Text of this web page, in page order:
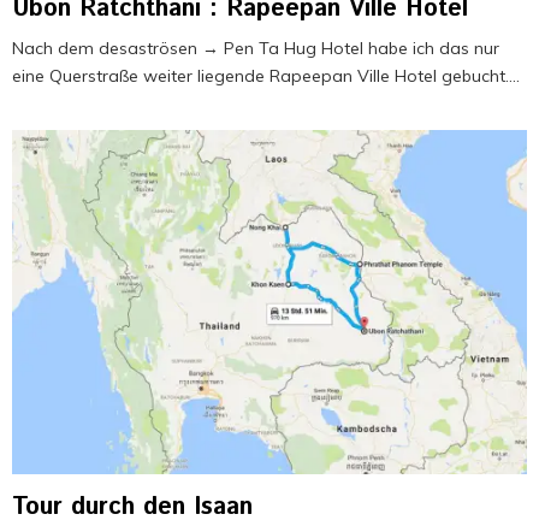
Ubon Ratchthani : Rapeepan Ville Hotel
Nach dem desaströsen → Pen Ta Hug Hotel habe ich das nur
eine Querstraße weiter liegende Rapeepan Ville Hotel gebucht....
Tour durch den Isaan